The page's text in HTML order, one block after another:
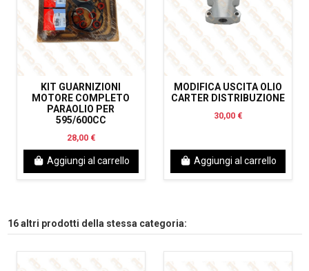
KIT GUARNIZIONI
MOTORE COMPLETO
PARAOLIO PER
595/600CC
28,00 €
Aggiungi al carrello
MODIFICA USCITA OLIO
CARTER DISTRIBUZIONE
30,00 €
Aggiungi al carrello
16 altri prodotti della stessa categoria: